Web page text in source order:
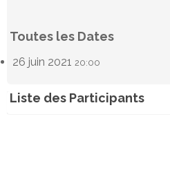
Toutes les Dates
26 juin 2021 20:00
Liste des Participants